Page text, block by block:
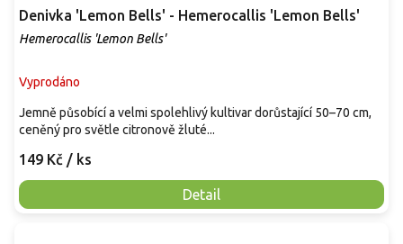
Denivka 'Lemon Bells' - Hemerocallis 'Lemon Bells'
Hemerocallis 'Lemon Bells'
Vyprodáno
149 Kč / ks
Detail
Jemně působící a velmi spolehlivý kultivar dorůstající 50–70 cm,
ceněný pro světle citronově žluté...